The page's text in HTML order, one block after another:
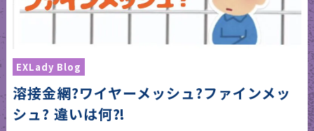
EXLady Blog
溶接金網?ワイヤーメッシュ?ファインメッ
シュ? 違いは何⁈